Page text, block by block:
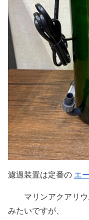
濾過装置は定番の エ
マリンアクアリウ
みたいですが、